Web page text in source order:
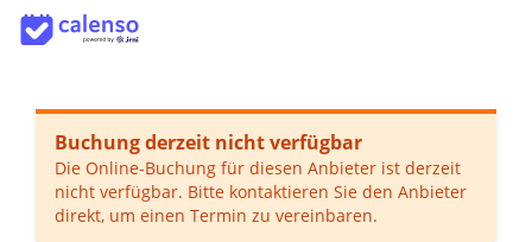
Buchung derzeit nicht verfügbar
Die Online-Buchung für diesen Anbieter ist derzeit
nicht verfügbar. Bitte kontaktieren Sie den Anbieter
direkt, um einen Termin zu vereinbaren.